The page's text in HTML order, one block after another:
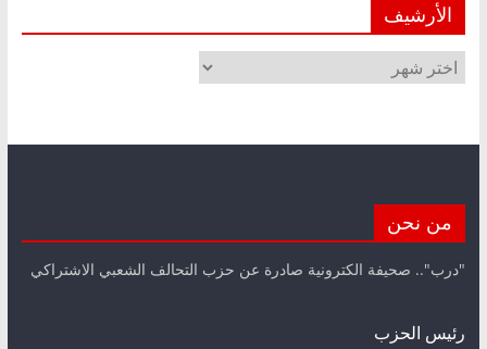
الأرشيف
الأرشيف
من نحن
"درب".. صحيفة الكترونية صادرة عن حزب التحالف الشعبي الاشتراكي
رئيس الحزب